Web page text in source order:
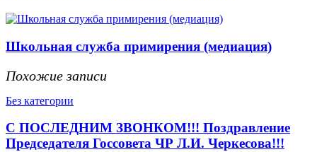
Школьная служба примирения (медиация)
Похожие записи
Без категории
С ПОСЛЕДНИМ ЗВОНКОМ!!! Поздравление
Председателя Госсовета ЧР Л.И. Черкесова!!!